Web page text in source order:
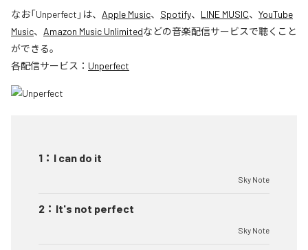
なお「Unperfect 」は、 Apple Music、 Spotify、 LINE MUSIC、 YouTube
Music、 Amazon Music Unlimitedなどの音楽配信サービスで聴くこと
ができる。
各配信サービス： Unperfect
1 ： I can do it
Sky Note
2 ： It's not perfect
Sky Note